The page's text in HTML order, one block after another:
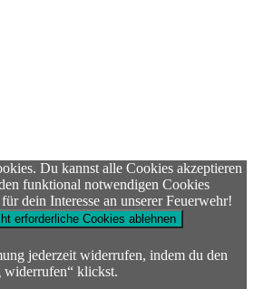
Du kannst alle Cookies akzeptieren
funktional notwendigen Cookies
dein Interesse an unserer Feuerwehr!
erforderliche Cookies ablehnen
jederzeit widerrufen, indem du den
widerrufen“ klickst.